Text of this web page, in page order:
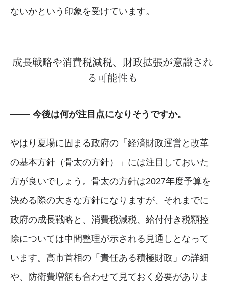
ないかという印象を受けています。
成長戦略や消費税減税、財政拡張が意識され
る可能性も
今後は何が注目点になりそうですか。
やはり夏場に固まる政府の「経済財政運営と改革
の基本方針（骨太の方針）」には注目しておいた
方が良いでしょう。骨太の方針は2027年度予算を
決める際の大きな方針になりますが、それまでに
政府の成長戦略と、消費税減税、給付付き税額控
除については中間整理が示される見通しとなって
います。高市首相の「責任ある積極財政」の詳細
や、防衛費増額も合わせて見ておく必要がありま